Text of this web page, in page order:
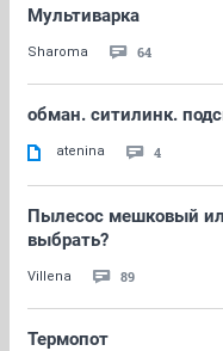
Мультиварка
Sharoma 64
обман. ситилинк.
atenina 4
Пылесос мешковый
выбрать?
Villena 89
Термопот